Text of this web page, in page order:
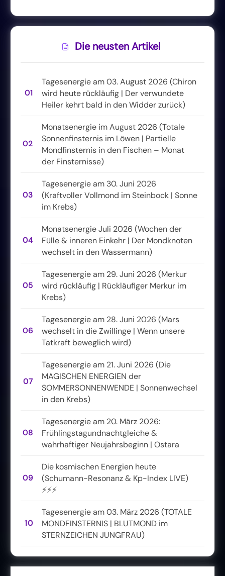
Die neusten Artikel
01
Tagesenergie am 03. August 2026 (Chiron
wird heute rückläufig | Der verwundete
Heiler kehrt bald in den Widder zurück)
02
Monatsenergie im August 2026 (Totale
Sonnenfinsternis im Löwen | Partielle
Mondfinsternis in den Fischen – Monat
der Finsternisse)
03
Tagesenergie am 30. Juni 2026
(Kraftvoller Vollmond im Steinbock | Sonne
im Krebs)
04
Monatsenergie Juli 2026 (Wochen der
Fülle & inneren Einkehr | Der Mondknoten
wechselt in den Wassermann)
05
Tagesenergie am 29. Juni 2026 (Merkur
wird rückläufig | Rückläufiger Merkur im
Krebs)
06
Tagesenergie am 28. Juni 2026 (Mars
wechselt in die Zwillinge | Wenn unsere
Tatkraft beweglich wird)
07
Tagesenergie am 21. Juni 2026 (Die
MAGISCHEN ENERGIEN der
SOMMERSONNENWENDE | Sonnenwechsel
in den Krebs)
08
Tagesenergie am 20. März 2026:
Frühlingstagundnachtgleiche &
wahrhaftiger Neujahrsbeginn | Ostara
09
Die kosmischen Energien heute
(Schumann-Resonanz & Kp-Index LIVE)
⚡⚡⚡
10
Tagesenergie am 03. März 2026 (TOTALE
MONDFINSTERNIS | BLUTMOND im
STERNZEICHEN JUNGFRAU)